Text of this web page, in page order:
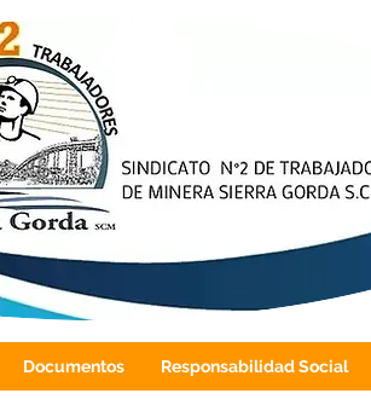
Documentos Responsabilidad Social